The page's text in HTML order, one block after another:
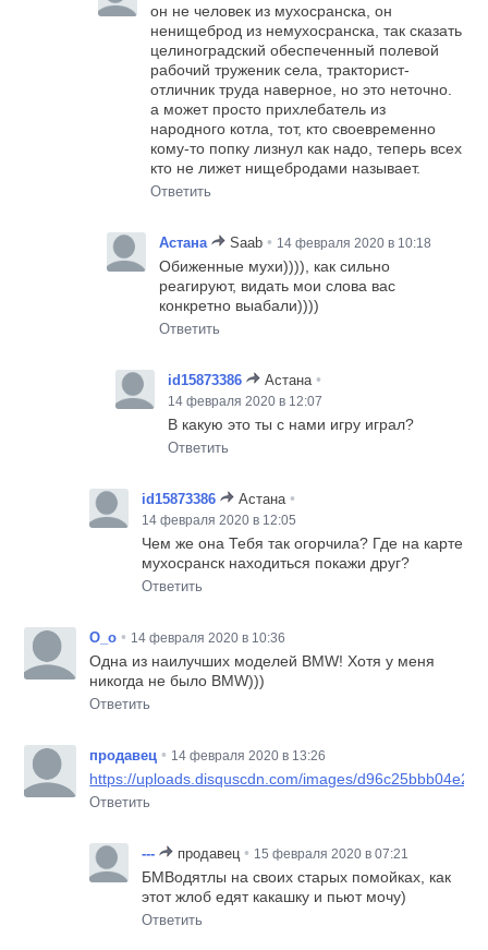
он не человек из мухосранска, он
ненищеброд из немухосранска, так сказать
целиноградский обеспеченный полевой
рабочий труженик села, тракторист-
отличник труда наверное, но это неточно.
а может просто прихлебатель из
народного котла, тот, кто своевременно
кому-то попку лизнул как надо, теперь всех
кто не лижет нищебродами называет.
Ответить
Астана Saab • 14 февраля 2020 в 10:18
Обиженные мухи)))), как сильно
реагируют, видать мои слова вас
конкретно выабали))))
Ответить
id15873386 Астана •
14 февраля 2020 в 12:07
В какую это ты с нами игру играл?
Ответить
id15873386 Астана •
14 февраля 2020 в 12:05
Чем же она Тебя так огорчила? Где на карте
мухосранск находиться покажи друг?
Ответить
О_о • 14 февраля 2020 в 10:36
Одна из наилучших моделей BMW! Хотя у меня
никогда не было BMW)))
Ответить
продавец • 14 февраля 2020 в 13:26
https://uploads.disquscdn.com/images/
Ответить
--- продавец • 15 февраля 2020 в 07:21
БМВодятлы на своих старых помойках, как
этот жлоб едят какашку и пьют мочу)
Ответить